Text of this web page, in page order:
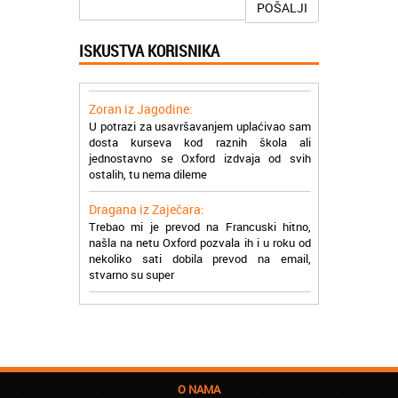
POŠALJI
ISKUSTVA KORISNIKA
zaposlila, hvala svima, super ste
Zoran iz Jagodine:
dosta kurseva kod raznih škola ali
jednostavno se Oxford izdvaja od svih
ostalih, tu nema dileme
Dragana iz Zaječara:
našla na netu Oxford pozvala ih i u roku od
nekoliko sati dobila prevod na email,
stvarno su super
Petar iz Paraćina:
Natasa iz Kraljeva:
Najbolji knjigovodstveni program! Sa
O NAMA